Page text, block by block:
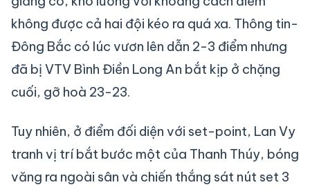
không được cả hai đội kéo ra quá xa. Thông tin-
Đông Bắc có lúc vươn lên dẫn 2-3 điểm nhưng
đã bị VTV Bình Điền Long An bắt kịp ở chặng
cuối, gỡ hoà 23-23.
Tuy nhiên, ở điểm đối diện với set-point, Lan Vy
tranh vị trí bắt bước một của Thanh Thúy, bóng
văng ra ngoài sân và chiến thắng sát nút set 3